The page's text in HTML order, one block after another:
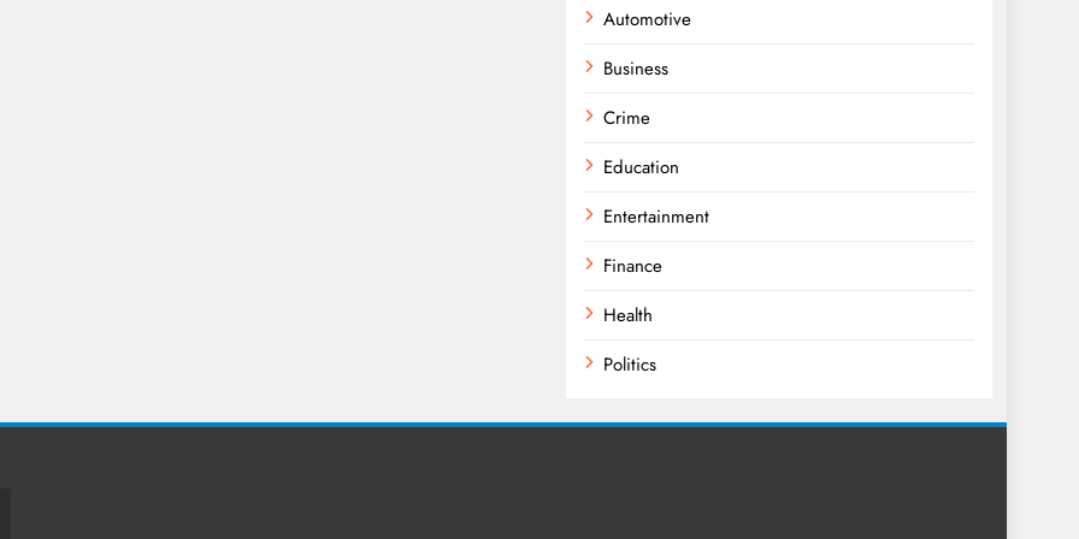
Automotive
Business
Crime
Education
Entertainment
Finance
Health
Politics